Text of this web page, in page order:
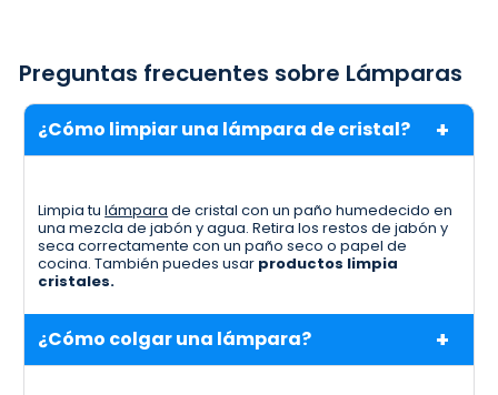
Preguntas frecuentes sobre Lámparas
¿Cómo limpiar una lámpara de cristal?
Limpia tulámpara de cristal con un paño humedecido en
una mezcla de jabón y agua. Retira los restos de jabón y
seca correctamente con un paño seco o papel de
cocina. También puedes usar productos limpia
cristales.
¿Cómo colgar una lámpara?